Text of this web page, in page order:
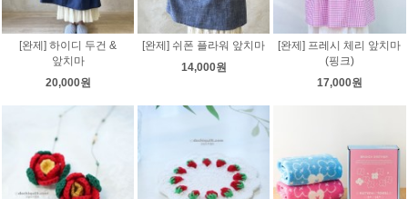
[완제] 하이디 두건 &
앞치마
20,000원
[완제] 쉬폰 플라워 앞치마
14,000원
[완제] 프레시 체리 앞치마
(핑크)
17,000원